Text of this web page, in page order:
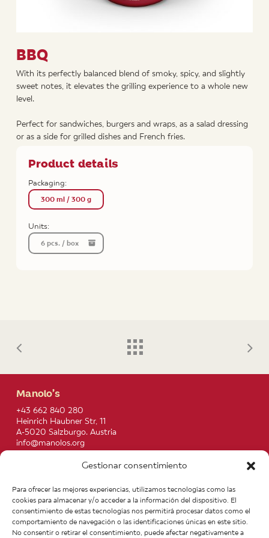
Gestionar consentimiento
Para ofrecer las mejores experiencias, utilizamos tecnologías como las
cookies para almacenar y/o acceder a la información del dispositivo. El
consentimiento de estas tecnologías nos permitirá procesar datos como el
comportamiento de navegación o las identificaciones únicas en este sitio.
No consentir o retirar el consentimiento, puede afectar negativamente a
BBQ
With its perfectly balanced blend of smoky, spicy, and slightly
sweet notes, it elevates the grilling experience to a whole new
level.
Perfect for sandwiches, burgers and wraps, as a salad dressing
or as a side for grilled dishes and French fries.
Product details
Packaging:
300 ml / 300 g
Units:
6 pcs. / box
Manolo’s
+43 662 840 280
Heinrich Haubner Str, 11
A-5020 Salzburgo. Austria
info@manolos.org
About us
Products
Infos
News
Contact
Join our Team
Legal notice
General Terms of Purchase